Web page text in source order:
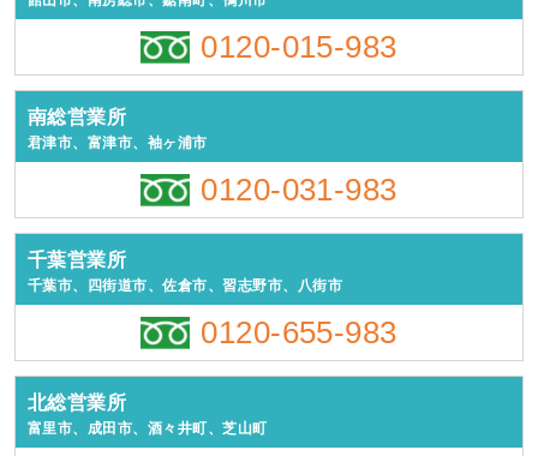
0120-015-983
南総営業所
君津市、富津市、袖ヶ浦市
0120-031-983
千葉営業所
千葉市、四街道市、佐倉市、習志野市、八街市
0120-655-983
北総営業所
富里市、成田市、酒々井町、芝山町